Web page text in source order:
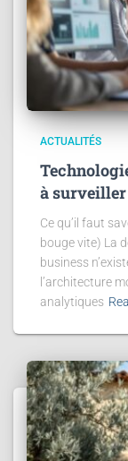
ACTUALITÉS
à surveiller
Ce qu’il faut
bouge vite) La
business
l’architecture
analytiques